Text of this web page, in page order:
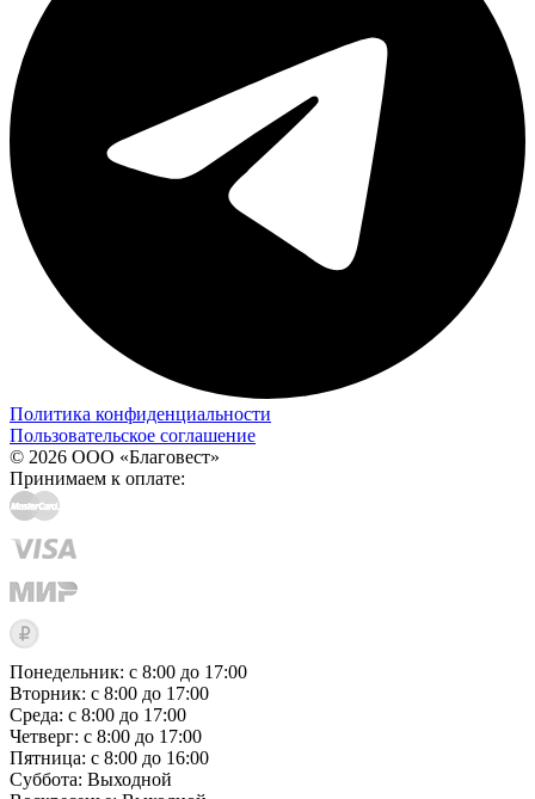
Политика конфиденциальности
Пользовательское соглашение
© 2026 ООО «Благовест»
Принимаем к оплате:
Понедельник: с 8:00 до 17:00
Вторник: с 8:00 до 17:00
Среда: с 8:00 до 17:00
Четверг: с 8:00 до 17:00
Пятница: с 8:00 до 16:00
Суббота: Выходной